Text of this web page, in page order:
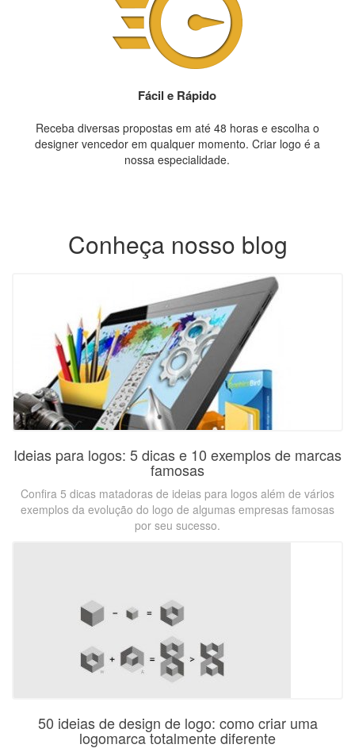
Fácil e Rápido
Receba diversas propostas em até 48 horas e escolha o
designer vencedor em qualquer momento. Criar logo é a
nossa especialidade.
Conheça nosso blog
Ideias para logos: 5 dicas e 10 exemplos de marcas
famosas
Confira 5 dicas matadoras de ideias para logos além de vários
exemplos da evolução do logo de algumas empresas famosas
por seu sucesso.
50 ideias de design de logo: como criar uma
logomarca totalmente diferente